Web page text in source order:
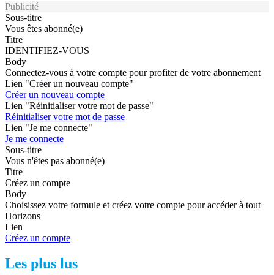
Publicité
Sous-titre
Vous êtes abonné(e)
Titre
IDENTIFIEZ-VOUS
Body
Connectez-vous à votre compte pour profiter de votre abonnement
Lien "Créer un nouveau compte"
Créer un nouveau compte
Lien "Réinitialiser votre mot de passe"
Réinitialiser votre mot de passe
Lien "Je me connecte"
Je me connecte
Sous-titre
Vous n'êtes pas abonné(e)
Titre
Créez un compte
Body
Choisissez votre formule et créez votre compte pour accéder à tout
Horizons
Lien
Créez un compte
Les plus lus